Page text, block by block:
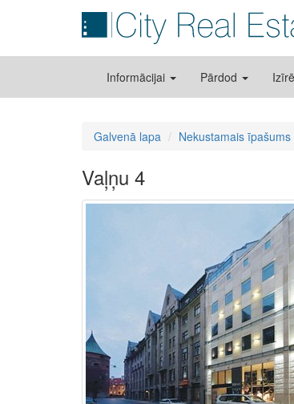
Informācijai Pārdod Izīrē
Galvenā lapa Nekustamais īpašums
Vaļņu 4